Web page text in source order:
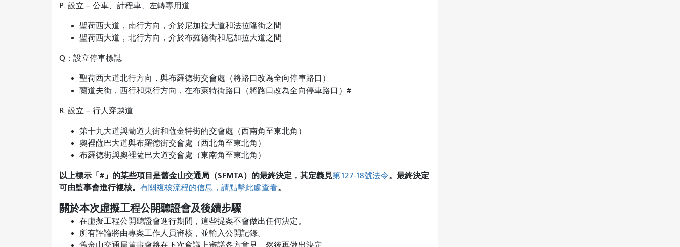
P. 設立 – 公車、計程車、左轉專用道
聖荷西大道，南行方向，介於尼加拉大道和法拉隆街之間
聖荷西大道，北行方向，介於布羅德街和尼加拉大道之間
Q：設立停車標誌
聖荷西大道北行方向，與布羅德街交會處（將路口改為全向停車路口）
蘭道夫街，西行和東行方向，在布萊特街路口（將路口改為全向停車路口）#
R. 設立 – 行人穿越道
第十九大道與蘭道夫街和薩金特街的交會處（西南角至東北角）
奧裡薩巴大道與布羅德街交會處（西北角至東北角）
布羅德街與奧裡薩巴大道交會處（東南角至東北角）
以上標示「#」的某些項目是舊金山交通局（SFMTA）的最終決定，其定義見第127-18號法令。最終決定
可由監事會進行複核。 有關複核流程的信息，請點擊此處查看。
關於本次虛擬工程公開聽證會及後續步驟
在虛擬工程公開聽證會進行期間，這些提案不會做出任何決定。
所有評論將由專案工作人員審核，並輸入公開記錄。